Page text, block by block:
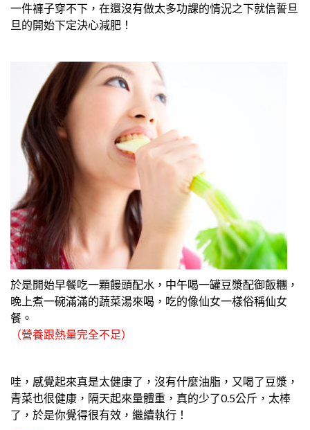
一件褲子穿不下，在還沒有做太多功課的情況之下就信誓旦
旦的開始下定決心減肥！
於是開始早餐吃一顆饅頭配水，中午喝一罐豆漿配御飯糰，
晚上煮一碗滿滿的蔬菜湯來喝，吃的像仙女一樣俗稱仙女
餐。
（營養跟熱量完全不足）
哇，感覺起來真是太健康了，沒有什麼油脂，又喝了豆漿，
青菜也很健康，隔天起來量體重，真的少了0.5公斤，太棒
了，於是你覺得很有效，繼續執行！